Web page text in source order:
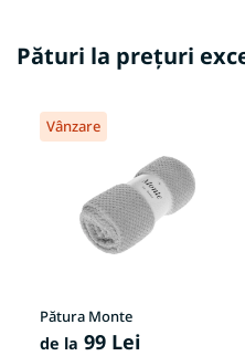
Pături la prețuri
Vânzare
Pătura Monte
de la 99 Lei